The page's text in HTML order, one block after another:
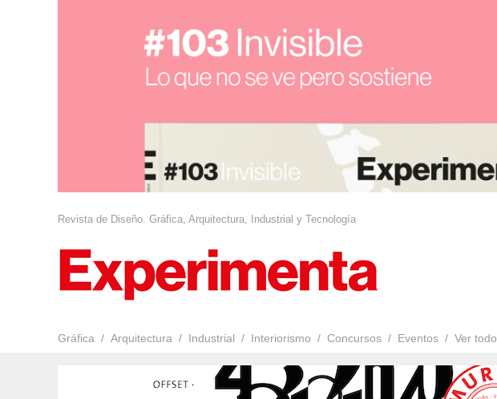
Revista de Diseño. Gráfica, Arquitectura, Industrial y Tecnología
Gráfica Arquitectura Industrial Interiorismo Concursos Eventos Ver todo